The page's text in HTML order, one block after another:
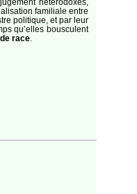
hétérodoxes,
familiale entre
politique, et par leur
qu’elles bousculent
race.